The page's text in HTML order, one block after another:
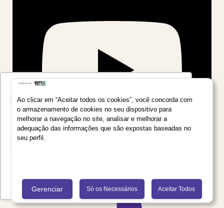
Utilizamos seus dados para oferecer uma
experiência mais relevante ao analisar e
personalizar conteúdos e anúncios em nossa
plataforma e em serviços de terceiros. Consulte
a Política de Privacidade de Dados do Grupo
Recusar Cookies Aceitar Cookies
Ao clicar em “Aceitar todos os cookies”, você concorda com
o armazenamento de cookies no seu dispositivo para
melhorar a navegação no site, analisar e melhorar a
adequação das informações que são expostas baseadas no
seu perfil.
Gerenciar Só os Necessários Aceitar Todos